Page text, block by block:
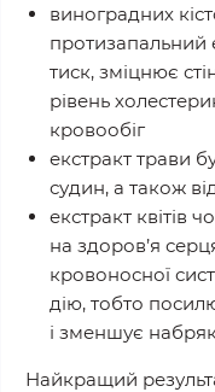
виноградних
протизапальний
тиск, зміцнює
рівень
кровообіг
екстракт трави
судин, а також
екстракт квітів
на здоров’я
кровоносної
дію, тобто
і зменшує
Найкращий